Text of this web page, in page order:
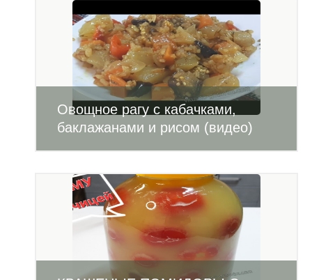
Овощное рагу с кабачками,
баклажанами и рисом (видео)